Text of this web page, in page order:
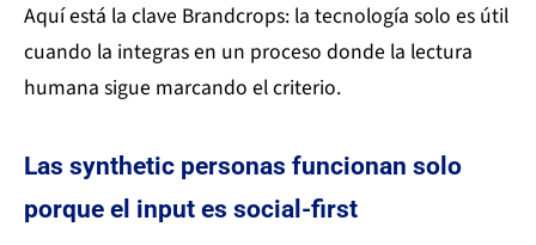
Aquí está la clave Brandcrops: la tecnología solo es útil
cuando la integras en un proceso donde la lectura
humana sigue marcando el criterio.
Las synthetic personas funcionan solo
porque el input es social-first